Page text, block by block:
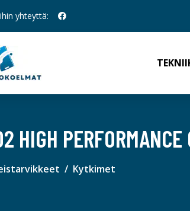
yhteyttä:
HIGH
Kytkimet